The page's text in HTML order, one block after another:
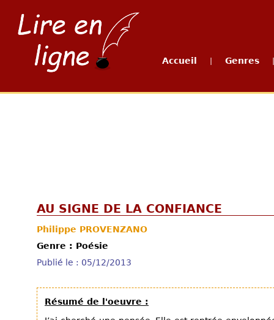
Accueil Genres
AU SIGNE DE LA CONFIANCE
Philippe PROVENZANO
Genre : Poésie
Publié le : 05/12/2013
Résumé de l'oeuvre :